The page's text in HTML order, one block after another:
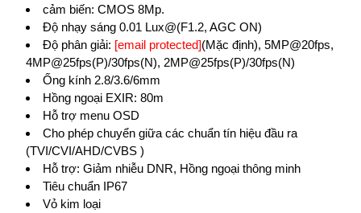
cảm biến: CMOS 8Mp.
Độ nhạy sáng 0.01 Lux@(F1.2, AGC ON)
Độ phân giải: [email protected](Mặc định), 5MP@20fps,
4MP@25fps(P)/30fps(N), 2MP@25fps(P)/30fps(N)
Ống kính 2.8/3.6/6mm
Hồng ngoại EXIR: 80m
Hỗ trợ menu OSD
Cho phép chuyển giữa các chuẩn tín hiệu đầu ra
(TVI/CVI/AHD/CVBS )
Hỗ trợ: Giảm nhiễu DNR, Hồng ngoại thông minh
Tiêu chuẩn IP67
Vỏ kim loại